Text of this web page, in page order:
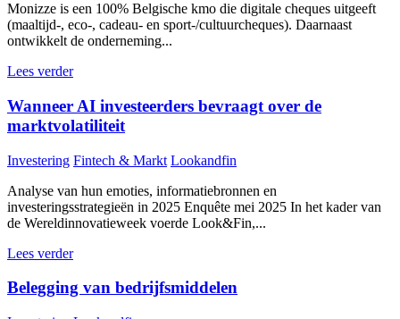
Monizze is een 100% Belgische kmo die digitale cheques uitgeeft
(maaltijd-, eco-, cadeau- en sport-/cultuurcheques). Daarnaast
ontwikkelt de onderneming...
Lees verder
Wanneer AI investeerders bevraagt over de
marktvolatiliteit
Investering Fintech & Markt Lookandfin
Analyse van hun emoties, informatiebronnen en
investeringsstrategieën in 2025 Enquête mei 2025 In het kader van
de Wereldinnovatieweek voerde Look&Fin,...
Lees verder
Belegging van bedrijfsmiddelen